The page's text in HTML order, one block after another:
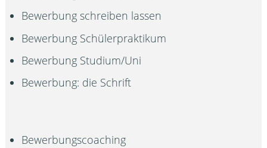
Bewerbung schreiben lassen
Bewerbung Schülerpraktikum
Bewerbung Studium/Uni
Bewerbung: die Schrift
Bewerbungscoaching